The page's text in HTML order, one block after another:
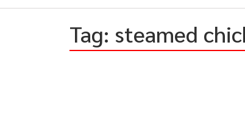
Tag: steamed